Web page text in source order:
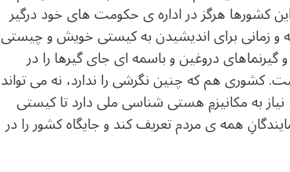
کشورها هرگز در اداره ی حکومت های خود درگیر
و زمانی برای اندیشیدن به کیستی خویش و چیستی
دروغین و باسمه ای جای گیرها را در
هم که چنین نگرشی را ندارد، نه می تواند
به مکانیزمِ هستی شناسی ملی دارد تا کیستی
همه ی مردم تعریف کند و جایگاه کشور را در